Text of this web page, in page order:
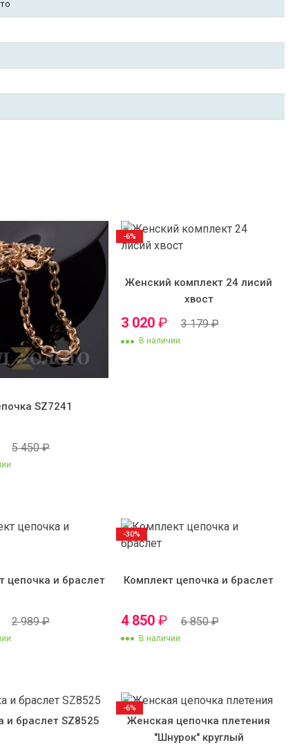
SZ7241
5 450₽
Женский комплект 24 лисий
хвост
3 020 ₽ 3 179₽
В наличии
-6%
цепочка и браслет
2 989₽
Комплект цепочка и браслет
4 850 ₽ 6 850₽
В наличии
-30%
и браслет SZ8525
Женская цепочка плетения
"Шнурок" круглый
-6%